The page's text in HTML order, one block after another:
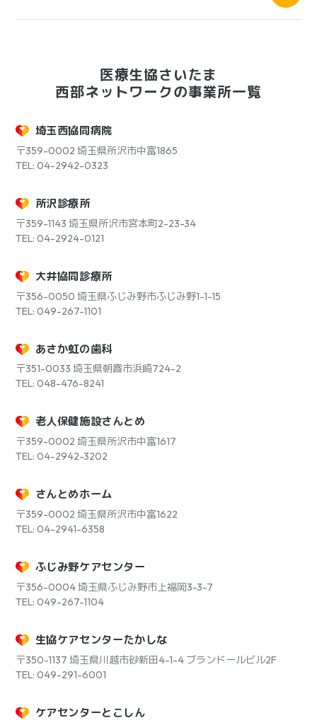
医療生協さいたま
西部ネットワークの事業所一覧
埼玉西協同病院
〒359-0002 埼玉県所沢市中富1865
TEL: 04-2942-0323
所沢診療所
〒359-1143 埼玉県所沢市宮本町2-23-34
TEL: 04-2924-0121
大井協同診療所
〒356-0050 埼玉県ふじみ野市ふじみ野1-1-15
TEL: 049-267-1101
あさか虹の歯科
〒351-0033 埼玉県朝霞市浜崎724-2
TEL: 048-476-8241
老人保健施設さんとめ
〒359-0002 埼玉県所沢市中富1617
TEL: 04-2942-3202
さんとめホーム
〒359-0002 埼玉県所沢市中富1622
TEL: 04-2941-6358
ふじみ野ケアセンター
〒356-0004埼玉県ふじみ野市上福岡3-3-7
TEL: 049-267-1104
生協ケアセンターたかしな
〒350-1137 埼玉県川越市砂新田4-1-4 ブランドールビル2F
TEL: 049-291-6001
ケアセンターとこしん